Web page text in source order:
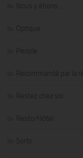
Nous y étions…
Optique
People
Recommandé par la
Restez chez soi
Resto/Hôtel
Sortir